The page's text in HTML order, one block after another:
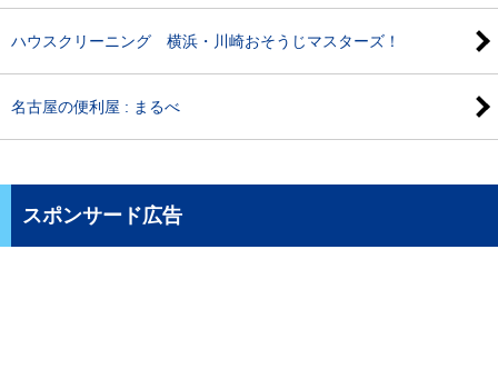
ハウスクリーニング 横浜・川崎おそうじマスターズ！
名古屋の便利屋 : まるべ
スポンサード広告